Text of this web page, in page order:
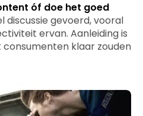
óf doe het goed
gevoerd, vooral
ervan. Aanleiding is
klaar zouden